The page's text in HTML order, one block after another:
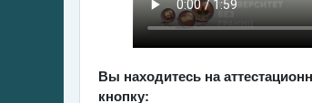
Вы находитесь на
кнопку: